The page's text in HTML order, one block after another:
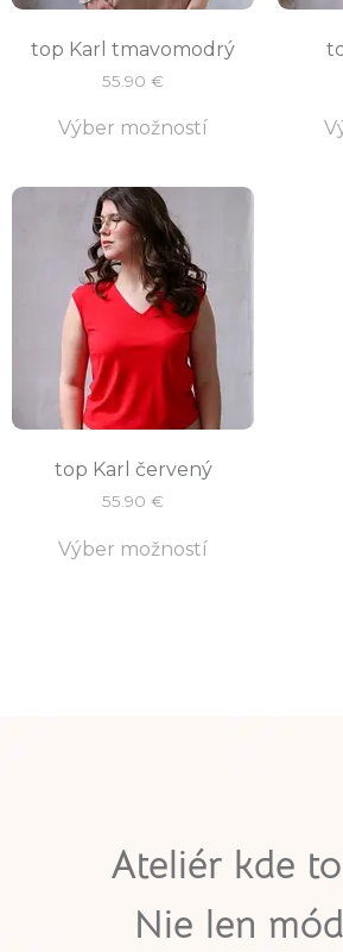
top Karl tmavomodrý
55.90 €
Výber možností
top Karl červený
55.90 €
Výber možností
Ateliér kde
Nie len